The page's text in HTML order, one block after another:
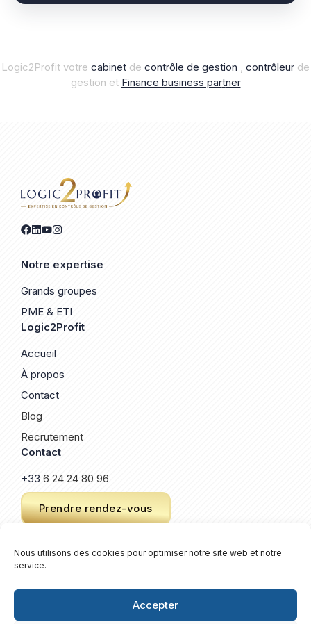
Nous utilisons des cookies pour optimiser notre site web et notre
service.
Accepter
Logic2Profit votre cabinet de contrôle de gestion , contrôleur de
gestion et Finance business partner
Notre expertise
Grands groupes
PME & ETI
Logic2Profit
Accueil
À propos
Contact
Blog
Recrutement
Contact
+33 6 24 24 80 96
Prendre rendez-vous
© 2026 Logic2Profit. Un site créé par
Plan de site